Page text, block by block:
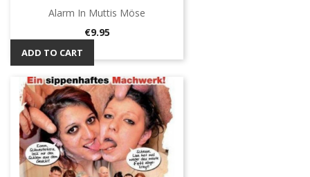
Alarm In Muttis Möse
Price
€9.95
ADD TO CART